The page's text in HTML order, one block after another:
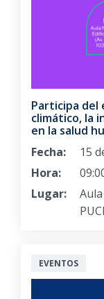
Participa del
climático, la
en la salud
Fecha:
15
Hora:
Lugar:
EVENTOS